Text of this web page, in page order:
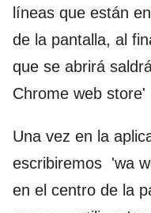
líneas que están
de la pantalla, al
que se abrirá
Chrome web store'
Una vez en la
escribiremos 'wa
en el centro de la